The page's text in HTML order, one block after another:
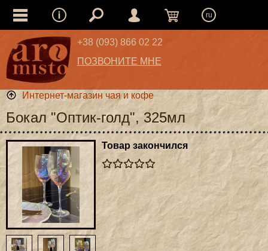
ru
+38 (093) 866 02 22
ПОЗВОНИТЕ МНЕ
Интернет-магазин чая и кофе
Бокал "Оптик-голд", 325мл
Товар закончился